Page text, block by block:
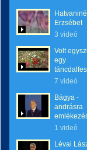
Hatvaniné
Erzsébet
3 videó
Volt
egy
7 videó
Bágya -
andrásra
1 videó
Lévai